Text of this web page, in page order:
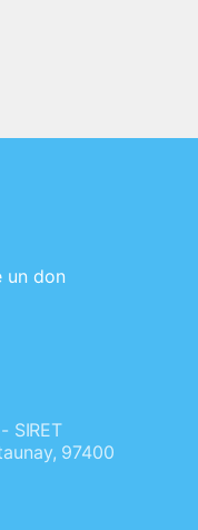
un don
SIRET
97400